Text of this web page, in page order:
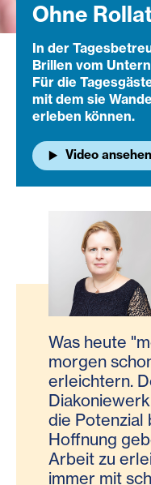
Ohne
In der
Brillen vom
Für die
mit dem sie
erleben können.
Video ansehen
Was heute
morgen
erleichtern.
die Potenzial
Hoffnung
Arbeit zu
immer mit